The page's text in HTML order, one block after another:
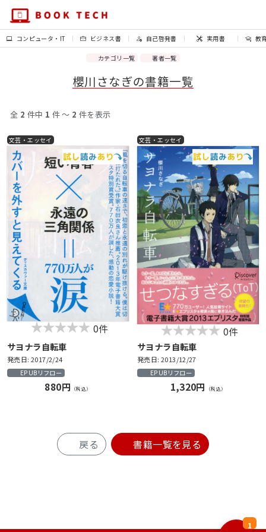
コンピュータ・IT ビジネス書 自己啓発書 実用書 教
カテゴリ一覧 著者一覧
櫻川さなぎの書籍一覧
1
全 2 件中 1 件 〜 2 件を表示
文芸・エッセイ
0件
サヨナラ自転車
発売日: 2017/2/24
EPUBリフロー
880円 （税込）
文芸・エッセイ
0件
サヨナラ自転車
発売日: 2013/12/27
EPUBリフロー
1,320円 （税込）
戻る 書籍一覧を見る